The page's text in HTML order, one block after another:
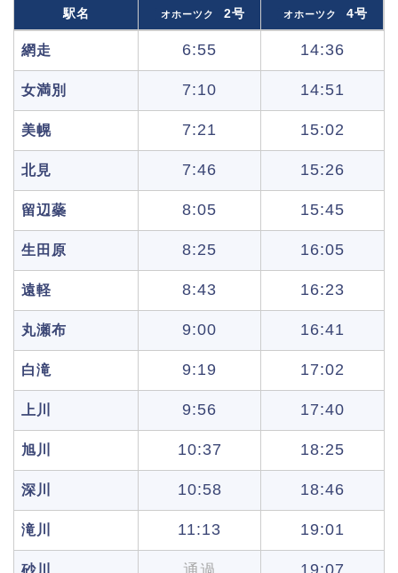
駅名 オホーツク 2号 オホーツク 4号
網走 6:55 14:36
女満別 7:10 14:51
美幌 7:21 15:02
北見 7:46 15:26
留辺蘂 8:05 15:45
生田原 8:25 16:05
遠軽 8:43 16:23
丸瀬布 9:00 16:41
白滝 9:19 17:02
上川 9:56 17:40
旭川 10:37 18:25
深川 10:58 18:46
滝川 11:13 19:01